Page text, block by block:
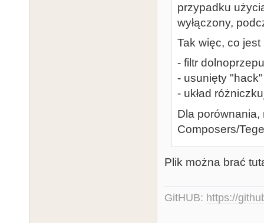
przypadku
wyłączony,
Tak więc, co
- filtr
- usunięty
- układ
Dla porównania,
Composers/
Plik można brać
GitHUB: https://